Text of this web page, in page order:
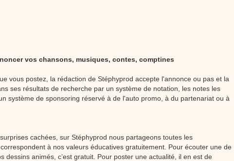
vos chansons, musiques, contes, comptines
vous postez, la rédaction de Stéphyprod accepte l'annonce ou pas et la
ses résultats de recherche par un système de notation, les notes les
système de sponsoring réservé à de l'auto promo, à du partenariat ou à
cachées, sur Stéphyprod nous partageons toutes les
à nos valeurs éducatives gratuitement. Pour écouter une de
dessins animés, c’est gratuit. Pour poster une actualité, il en est de